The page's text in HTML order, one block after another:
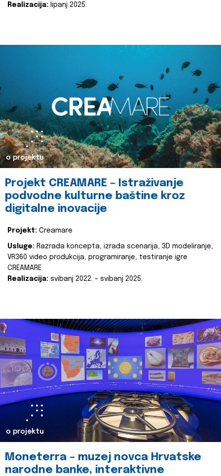
Realizacija: lipanj 2025.
o projektu
Projekt CREAMARE – Istraživanje
podvodne kulturne baštine kroz
digitalne inovacije
Projekt: Creamare
Usluge: Razrada koncepta, izrada scenarija, 3D modeliranje,
VR360 video produkcija, programiranje, testiranje igre
CREAMARE
Realizacija: svibanj 2022. – svibanj 2025.
o projektu
Moneterra – muzej novca Hrvatske
narodne banke, interaktivne